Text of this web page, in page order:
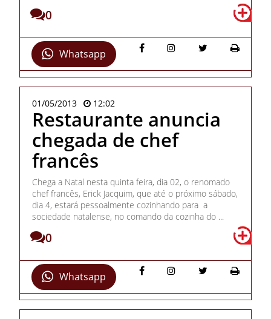
0
Whatsapp
01/05/2013 12:02
Restaurante anuncia
chegada de chef
francês
Chega a Natal nesta quinta feira, dia 02, o renomado
chef francês, Erick Jacquim, que até o próximo sábado,
dia 4, estará pessoalmente cozinhando para a
sociedade natalense, no comando da cozinha do ...
0
Whatsapp